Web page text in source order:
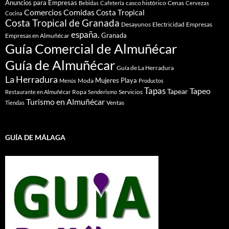
Anuncios para Empresas Bebidas Cafetería casco histórico Cenas Cervezas
Cocina ComerciosComidasCosta Tropical
Costa Tropical de Granada Desayunos Electricidad Empresas
Empresas en Almuñécar españa. Granada
Guía Comercial de Almuñécar
Guía de Almuñécar Guía de La Herradura
La Herradura Menús Moda Mujeres Playa Productos
Restaurante en Almuñécar Ropa Senderismo Servicios TapasTapearTapeo
Tiendas Turismo en Almuñécar Ventas
GUÍA DE MÁLAGA